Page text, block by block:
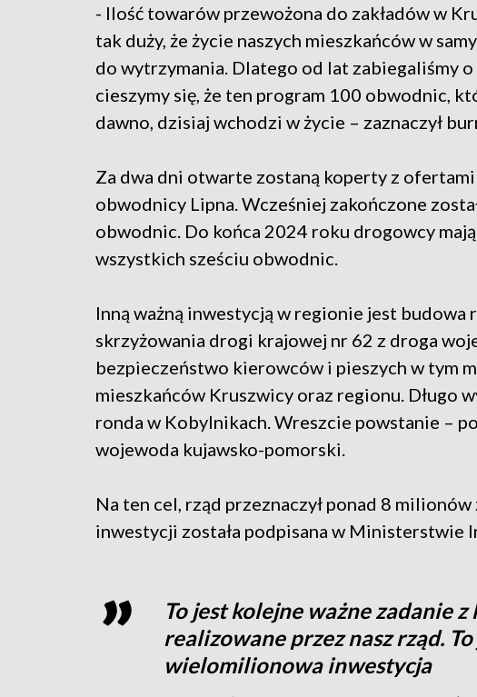
- Ilość towarów przewożona do zakładów w
tak duży, że życie naszych mieszkańców w
do wytrzymania. Dlatego od lat zabiegaliśmy
cieszymy się, że ten program 100 obwodnic,
dawno, dzisiaj wchodzi w życie – zaznaczył
Za dwa dni otwarte zostaną koperty z
obwodnicy Lipna. Wcześniej zakończone
obwodnic. Do końca 2024 roku drogowcy
wszystkich sześciu obwodnic.
Inną ważną inwestycją w regionie jest
skrzyżowania drogi krajowej nr 62 z droga
bezpieczeństwo kierowców i pieszych w tym
mieszkańców Kruszwicy oraz regionu. Długo
ronda w Kobylnikach. Wreszcie powstanie –
wojewoda kujawsko-pomorski.
Na ten cel, rząd przeznaczył ponad 8
inwestycji została podpisana w Ministerstwie
To jest kolejne ważne zadanie
realizowane przez nasz rząd.
wielomilionowa inwestycja